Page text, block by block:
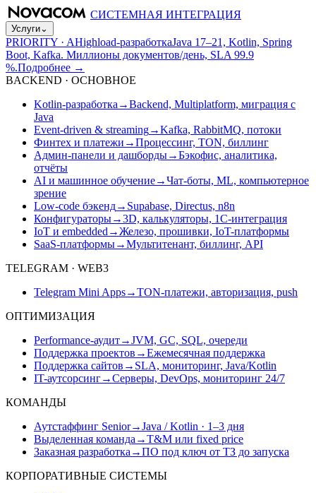
СИСТЕМНАЯ ИНТЕГРАЦИЯ
Услуги⌄
PRIORITY · AHighload-разработкаJava 17–21, Kotlin, Spring
Boot, Kafka. Миллионы документов/день, SLA 99.9
%.Подробнее →
BACKEND · ОСНОВНОЕ
Kotlin-разработка →Backend, Multiplatform, миграция с
Java
Event-driven & streaming→Kafka, RabbitMQ, потоки
Финтех и платежи →Процессинг, TON, биллинг
Админ-панели и дашборды→Бэкофис, аналитика,
отчёты
AI и машинное обучение→Чат-боты, ML, компьютерное
зрение
Low-code бэкенд→ Supabase, Directus, n8n
Конфигураторы→3D, калькуляторы, 1С-интеграция
IoT и embedded →Железо, прошивки, IoT-платформы
SaaS-платформы→Мультитенант, биллинг, API
TELEGRAM · WEB3
Telegram Mini Apps→TON-платежи, авторизация, push
ОПТИМИЗАЦИЯ
Performance-аудит→JVM, GC, SQL, очереди
Поддержка проектов →Ежемесячная поддержка
Поддержка сайтов → SLA, мониторинг, Java/Kotlin
IT-аутсорсинг→Серверы, DevOps, мониторинг 24/7
КОМАНДЫ
Аутстаффинг Senior→Java / Kotlin · 1–3 дня
Выделенная команда →T&M или fixed price
Заказная разработка →ПО под ключ от ТЗ до запуска
КОРПОРАТИВНЫЕ СИСТЕМЫ